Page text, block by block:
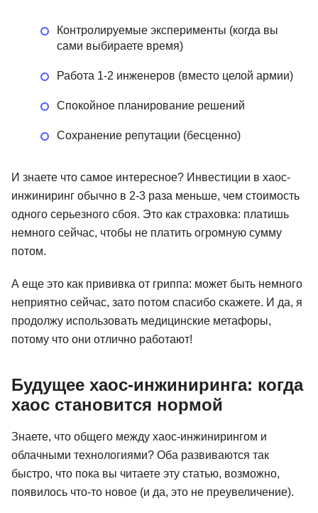
Контролируемые эксперименты (когда вы
сами выбираете время)
Работа 1-2 инженеров (вместо целой армии)
Спокойное планирование решений
Сохранение репутации (бесценно)
И знаете что самое интересное? Инвестиции в хаос-
инжиниринг обычно в 2-3 раза меньше, чем стоимость
одного серьезного сбоя. Это как страховка: платишь
немного сейчас, чтобы не платить огромную сумму
потом.
А еще это как прививка от гриппа: может быть немного
неприятно сейчас, зато потом спасибо скажете. И да, я
продолжу использовать медицинские метафоры,
потому что они отлично работают!
Будущее хаос-инжиниринга: когда
хаос становится нормой
Знаете, что общего между хаос-инжинирингом и
облачными технологиями? Оба развиваются так
быстро, что пока вы читаете эту статью, возможно,
появилось что-то новое (и да, это не преувеличение).